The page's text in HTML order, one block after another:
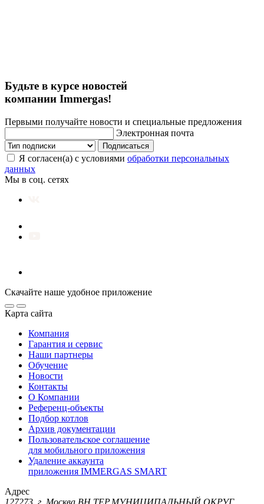
Будьте в курсе новостей
компании Immergas!
Первыми получайте новости и специальные предложения
Электронная почта
Подписаться
Я согласен(а) с условиями обработки персональных
данных
Мы в соц. сетях
Скачайте наше удобное приложение
Карта сайта
Компания
Гарантия и сервис
Наши партнеры
Обучение
Новости
Контакты
О Компании
Референц-объекты
Подбор котлов
Архив документации
Пользовательское соглашение
для мобильного приложения
Удаление аккаунта
приложения IMMERGAS SMART
Адрес
127273, г. Москва ВН.ТЕР.МУНИЦИПАЛЬНЫЙ ОКРУГ